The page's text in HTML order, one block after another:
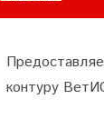
контуру